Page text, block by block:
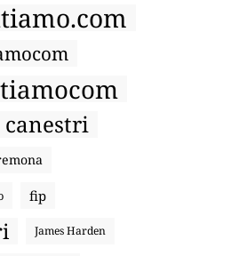
canestri
fip
James Harden